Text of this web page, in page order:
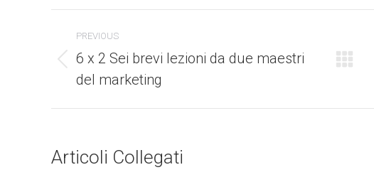
Commento
di
navigazione
PREVIOUS
dell'anteprima:
6 x 2 Sei brevi lezioni da due maestri
del marketing
Articoli Collegati